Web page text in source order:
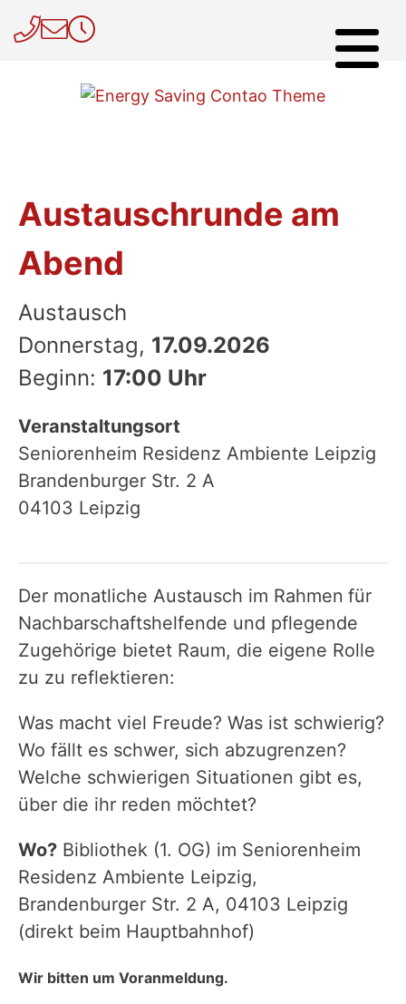
Austauschrunde am
Abend
Austausch
Donnerstag, 17.09.2026
Beginn: 17:00 Uhr
Veranstaltungsort
Seniorenheim Residenz Ambiente Leipzig
Brandenburger Str. 2 A
04103 Leipzig
Der monatliche Austausch im Rahmen für
Nachbarschaftshelfende und pflegende
Zugehörige bietet Raum, die eigene Rolle
zu zu reflektieren:
Was macht viel Freude? Was ist schwierig?
Wo fällt es schwer, sich abzugrenzen?
Welche schwierigen Situationen gibt es,
über die ihr reden möchtet?
Wo? Bibliothek (1. OG) im Seniorenheim
Residenz Ambiente Leipzig,
Brandenburger Str. 2 A, 04103 Leipzig
(direkt beim Hauptbahnhof)
Wir bitten um Voranmeldung.